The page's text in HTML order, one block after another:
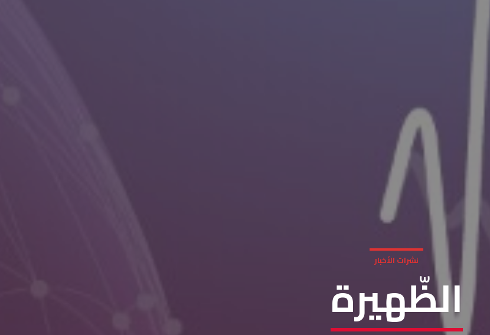
نشرات الأخبار
الظّهيرة